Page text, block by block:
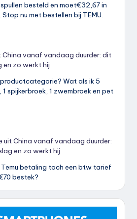
besteld en moet€32,67 in
nu met bestellen bij TEMU.
China vanaf vandaag duurder: dit
en zo werkt hij
Wat als ik 5
spijkerbroek, 1 zwembroek en pet
uit China vanaf vandaag duurder:
en zo werkt hij
Temu betaling toch een btw tarief
bestek?